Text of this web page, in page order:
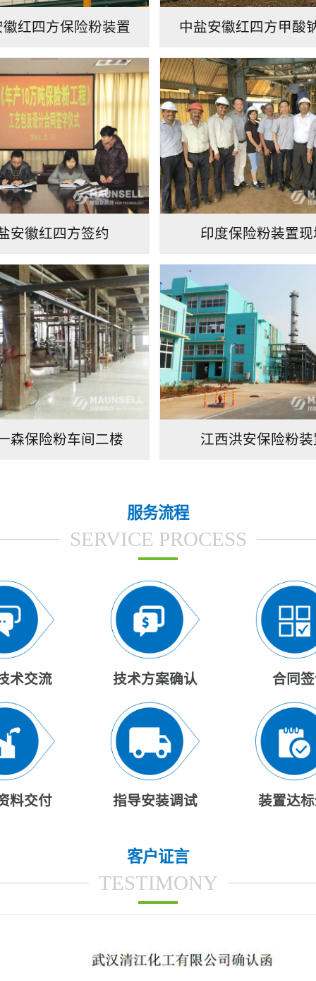
红四方保险粉装置 中盐安徽红四方甲酸
安徽红四方签约 印度保险粉装置现
森保险粉车间二楼 江西洪安保险粉装
服务流程
SERVICE PROCESS
术交流 技术方案确认 合同
料交付 指导安装调试 装置达
客户证言
TESTIMONY